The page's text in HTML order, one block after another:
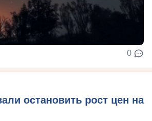
0
остановить рост цен на